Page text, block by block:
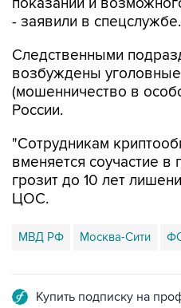
- заявили в спецслужбе.
Следственными
возбуждены уголовные
(мошенничество в
России.
"Сотрудникам
вменяется соучастие в
грозит до 10 лет
ЦОС.
МВД РФ Москва-Сити
Купить подписку на